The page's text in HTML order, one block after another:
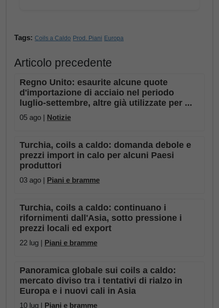
Tags: Coils a Caldo Prod. Piani Europa
Articolo precedente
Regno Unito: esaurite alcune quote
d'importazione di acciaio nel periodo
luglio-settembre, altre già utilizzate per ...
05 ago | Notizie
Turchia, coils a caldo: domanda debole e
prezzi import in calo per alcuni Paesi
produttori
03 ago | Piani e bramme
Turchia, coils a caldo: continuano i
rifornimenti dall'Asia, sotto pressione i
prezzi locali ed export
22 lug | Piani e bramme
Panoramica globale sui coils a caldo:
mercato diviso tra i tentativi di rialzo in
Europa e i nuovi cali in Asia
10 lug | Piani e bramme